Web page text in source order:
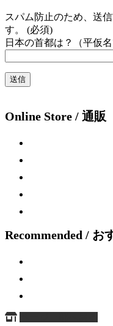
スパム防止のため、送
す。 (必須)
日本の首都は？（平仮名
Online Store / 通販
Recommended / お